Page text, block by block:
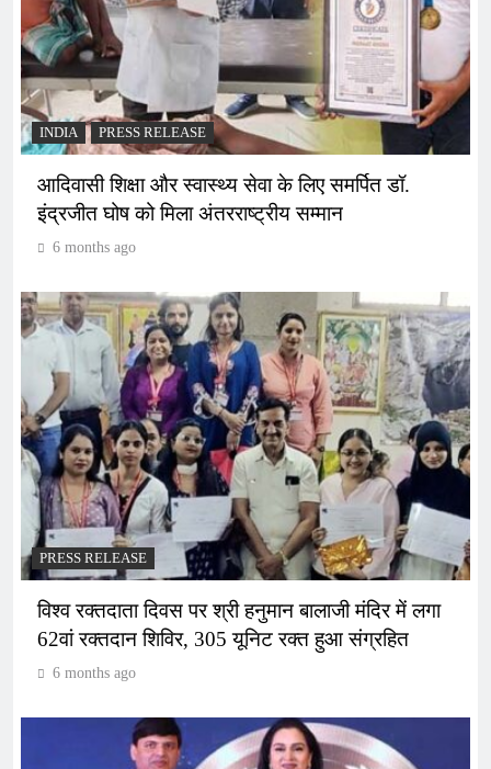
INDIA PRESS RELEASE
आदिवासी शिक्षा और स्वास्थ्य सेवा के लिए समर्पित डॉ.
इंद्रजीत घोष को मिला अंतरराष्ट्रीय सम्मान
6 months ago
PRESS RELEASE
विश्व रक्तदाता दिवस पर श्री हनुमान बालाजी मंदिर में लगा
62वां रक्तदान शिविर, 305 यूनिट रक्त हुआ संग्रहित
6 months ago